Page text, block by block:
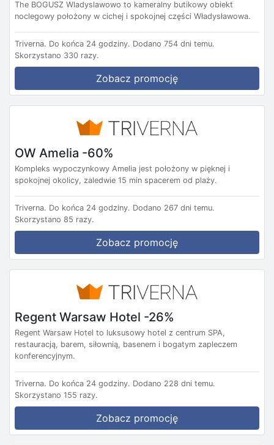
The BOGUSZ Wladyslawowo to kameralny butikowy obiekt
noclegowy położony w cichej i spokojnej części Władysławowa.
Triverna. Do końca 24 godziny. Dodano 754 dni temu.
Skorzystano 330 razy.
Zobacz promocję
OW Amelia -60%
Kompleks wypoczynkowy Amelia jest położony w pięknej i
spokojnej okolicy, zaledwie 15 min spacerem od plaży.
Triverna. Do końca 24 godziny. Dodano 267 dni temu.
Skorzystano 85 razy.
Zobacz promocję
Regent Warsaw Hotel -26%
Regent Warsaw Hotel to luksusowy hotel z centrum SPA,
restauracją, barem, siłownią, basenem i bogatym zapleczem
konferencyjnym.
Triverna. Do końca 24 godziny. Dodano 228 dni temu.
Skorzystano 155 razy.
Zobacz promocję